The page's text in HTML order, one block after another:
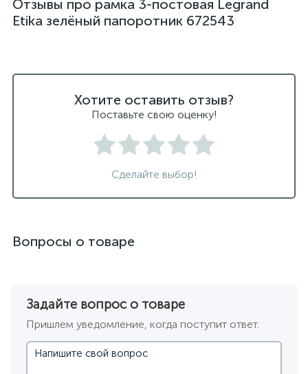
Отзывы про рамка 3-постовая Legrand
Etika зелёный папоротник 672543
Хотите оставить отзыв?
Поставьте свою оценку!
Сделайте выбор!
Вопросы о товаре
Задайте вопрос о товаре
Пришлем уведомление, когда поступит ответ.